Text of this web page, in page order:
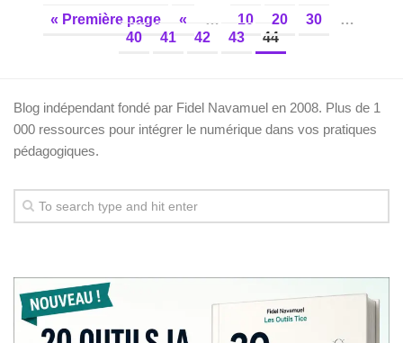
« Première page « 10 20 30
…
40
41 42 43 44
Blog indépendant fondé par Fidel Navamuel en 2008. Plus de 1
000 ressources pour intégrer le numérique dans vos pratiques
pédagogiques.